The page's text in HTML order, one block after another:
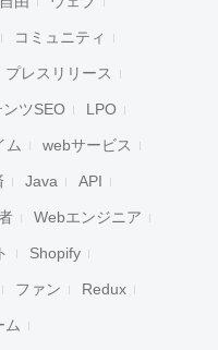
コミュニティ
プレスリリース
ンツSEO LPO
ム webサービス
Java API
Webエンジニア
Shopify
ファン Redux
ム